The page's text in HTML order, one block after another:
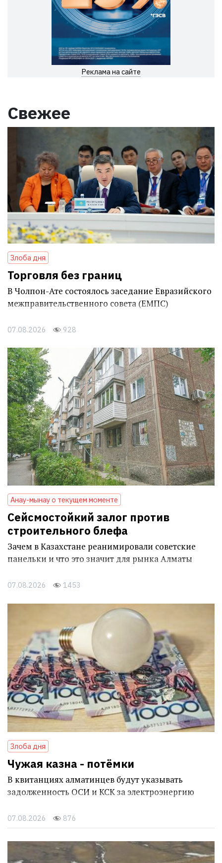
Реклама на сайте
Свежее
Злоба дня
Торговля без границ
В Чолпон-Ате состоялось заседание Евразийского
межправительственного совета (ЕМПС)
07.08.2026 928
Анау-мынау о текущем моменте
Сейсмостойкий залог против
строительного блефа
Зачем в Казахстане реанимировали советские
панельки и что это значит для рынка Алматы
07.08.2026 1453
Злоба дня
Чужая казна - потёмки
В квитанциях алматинцев будут указывать
задолженность ОСИ и КСК за электроэнергию
07.08.2026 876